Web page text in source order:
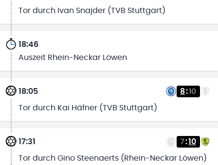
Tor durch Ivan Snajder (TVB Stuttgart)
18:46
Auszeit Rhein-Neckar Löwen
18:05 8:10
Tor durch Kai Häfner (TVB Stuttgart)
17:31 7:10
Tor durch Gino Steenaerts (Rhein-Neckar Löwen)